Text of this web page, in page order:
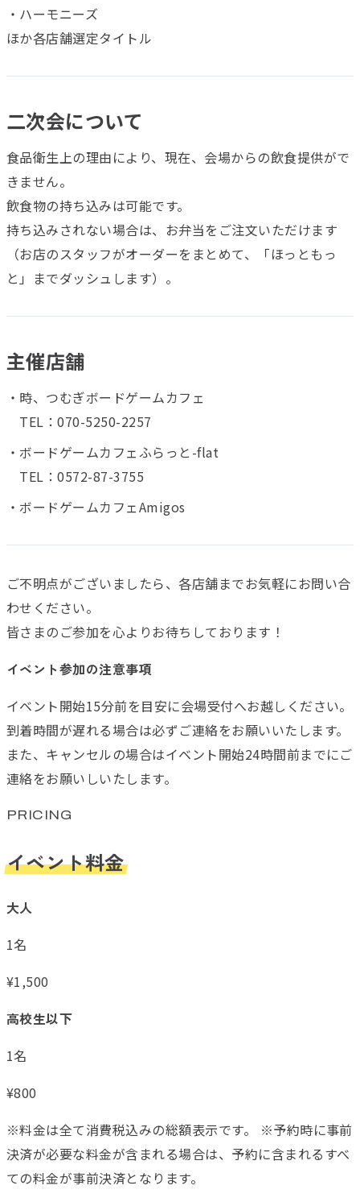
・ハーモニーズ
ほか各店舗選定タイトル
二次会について
食品衛生上の理由により、現在、会場からの飲食提供がで
きません。
飲食物の持ち込みは可能です。
持ち込みされない場合は、お弁当をご注文いただけます
（お店のスタッフがオーダーをまとめて、「ほっともっ
と」までダッシュします）。
主催店舗
・時、つむぎボードゲームカフェ
TEL：070-5250-2257
・ボードゲームカフェふらっと-flat
TEL：0572-87-3755
・ボードゲームカフェAmigos
ご不明点がございましたら、各店舗までお気軽にお問い合
わせください。
皆さまのご参加を心よりお待ちしております！
イベント参加の注意事項
イベント開始15分前を目安に会場受付へお越しください。
到着時間が遅れる場合は必ずご連絡をお願いいたします。
また、キャンセルの場合はイベント開始24時間前までにご
連絡をお願いしいたします。
PRICING
イベント料金
大人
1名
¥1,500
高校生以下
1名
¥800
※料金は全て消費税込みの総額表示です。 ※予約時に事前
決済が必要な料金が含まれる場合は、予約に含まれるすべ
ての料金が事前決済となります。